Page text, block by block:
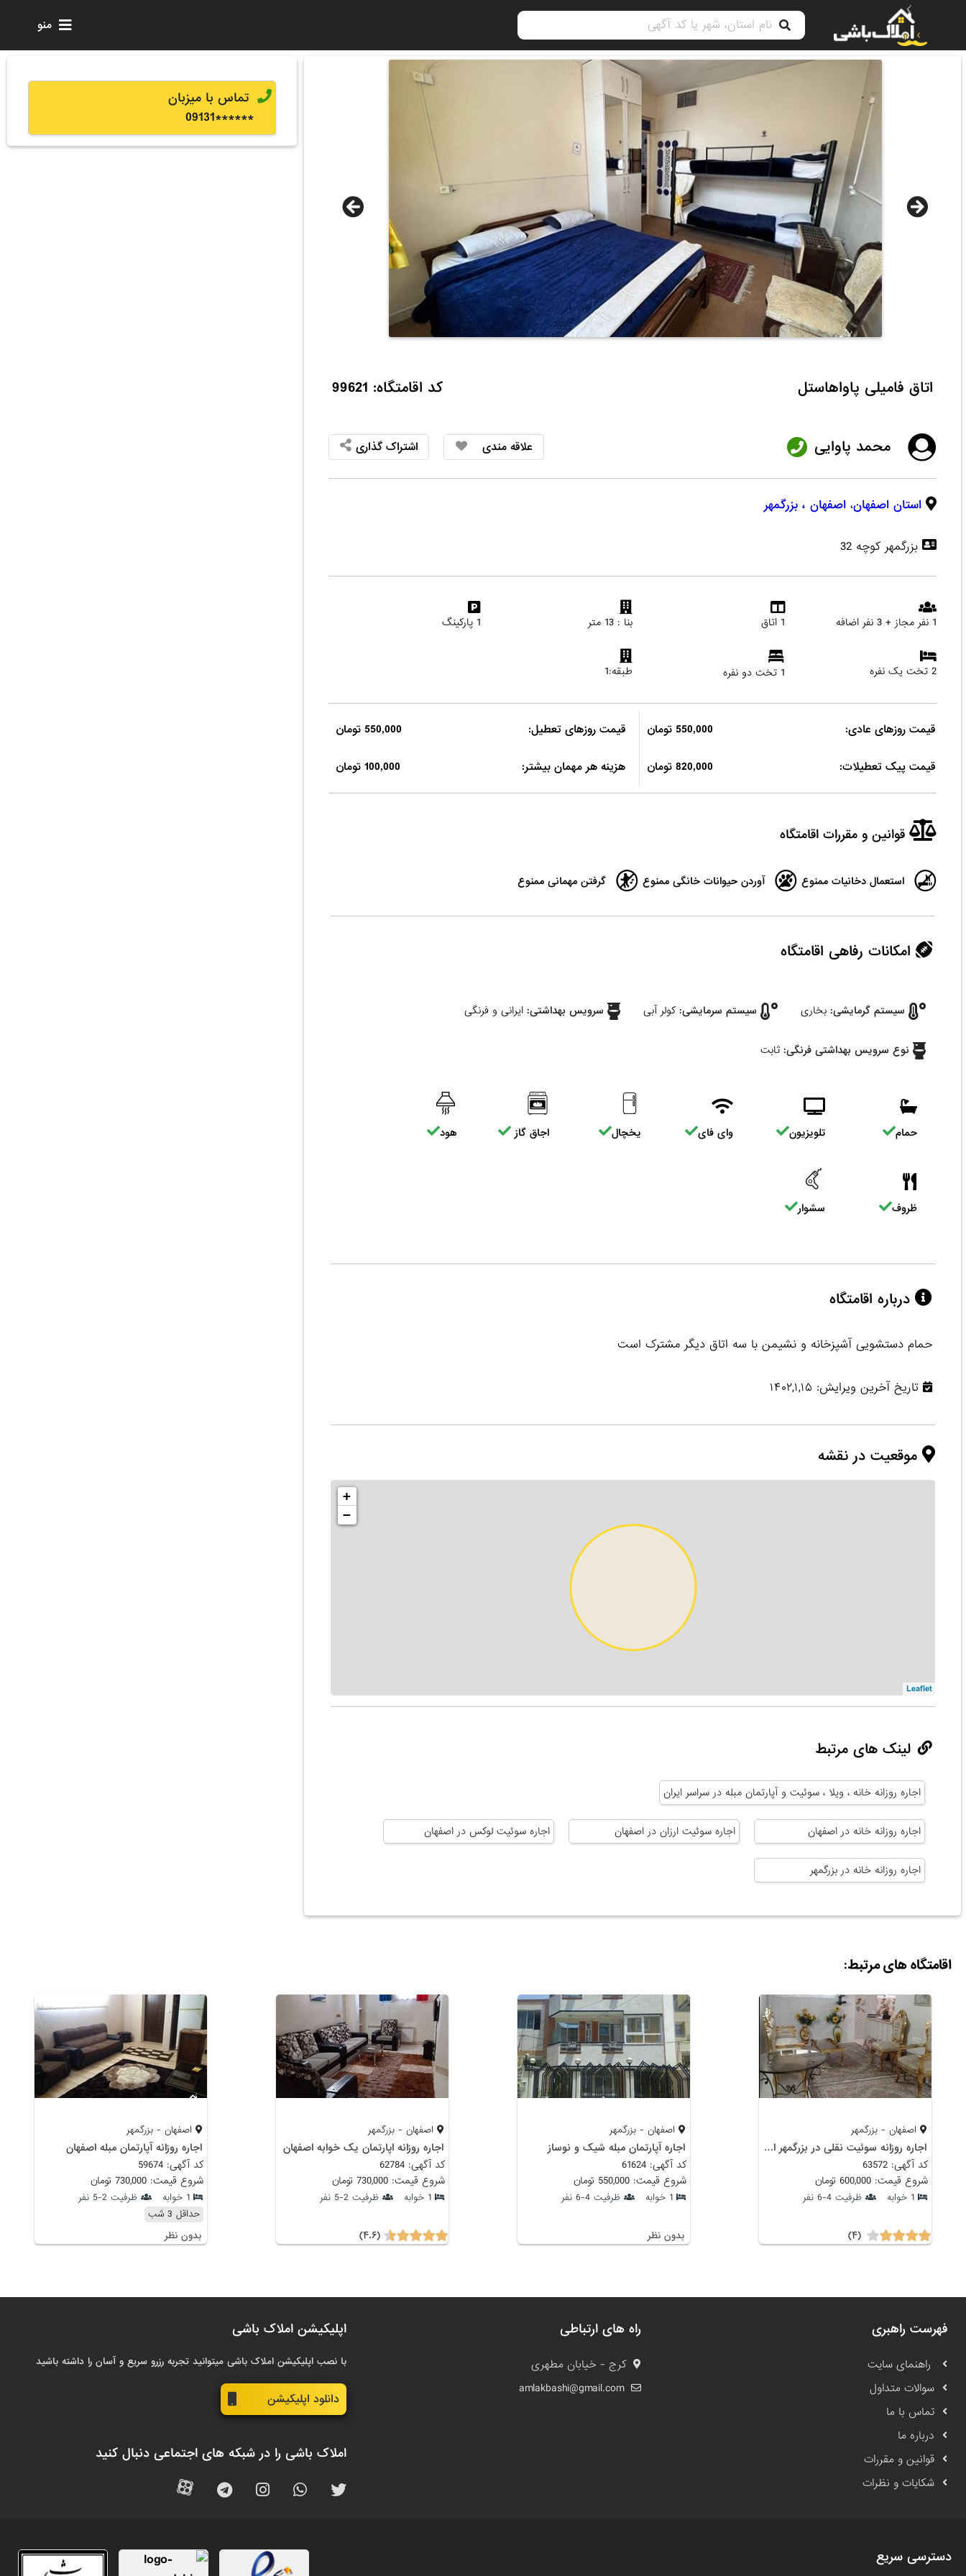
منو
اتاق فامیلی پاواهاستل کد اقامتگاه: 99621
محمد پاوایی علاقه مندی اشتراک گذاری
استان اصفهان، اصفهان ، بزرگمهر
بزرگمهر کوچه 32
1 نفر مجاز + 3 نفر اضافه 1 اتاق بنا : 13 متر 1 پارکینگ
2 تخت یک نفره 1 تخت دو نفره طبقه:1
قیمت روزهای عادی: 550,000 تومان قیمت روزهای تعطیل: 550,000 تومان
قیمت پیک تعطیلات: 820,000 تومان هزینه هر مهمان بیشتر: 100,000 تومان
قوانین و مقررات اقامتگاه
استعمال دخانیات ممنوع آوردن حیوانات خانگی ممنوع گرفتن مهمانی ممنوع
امکانات رفاهی اقامتگاه
سیستم گرمایشی: بخاری سیستم سرمایشی: کولر آبی سرویس بهداشتی: ایرانی و فرنگی
نوع سرویس بهداشتی فرنگی: ثابت
حمام تلویزیون وای فای یخچال اجاق گاز هود
ظروف سشوار
درباره اقامتگاه
حمام دستشویی آشپزخانه و نشیمن با سه اتاق دیگر مشترک است
تاریخ آخرین ویرایش: ۱۴۰۲,۱,۱۵
موقعیت در نقشه
+
−
Leaflet
لینک های مرتبط
اجاره روزانه خانه ، ویلا ، سوئیت و آپارتمان مبله در سراسر ایران
اجاره روزانه خانه در اصفهان اجاره سوئیت ارزان در اصفهان اجاره سوئیت لوکس در اصفهان
اجاره روزانه خانه در بزرگمهر
تماس با میزبان
******
09131
اقامتگاه های مرتبط:
اصفهان - بزرگمهر
اجاره روزانه سوئیت نقلی در بزرگمهر اصفهان
کد آگهی: 63572
شروع قیمت: 600,000 تومان
1 خوابه ظرفیت 4-6 نفر
(۴)
اصفهان - بزرگمهر
اجاره آپارتمان مبله شیک و نوساز
کد آگهی: 61624
شروع قیمت: 550,000 تومان
1 خوابه ظرفیت 4-6 نفر
بدون نظر
اصفهان - بزرگمهر
اجاره روزانه اپارتمان یک خوابه اصفهان
کد آگهی: 62784
شروع قیمت: 730,000 تومان
1 خوابه ظرفیت 2-5 نفر
(۴.۶)
اصفهان - بزرگمهر
اجاره روزانه آپارتمان مبله اصفهان
کد آگهی: 59674
شروع قیمت: 730,000 تومان
1 خوابه
ظرفیت 2-5 نفر
حداقل 3 شب
بدون نظر
فهرست راهبری
راهنمای سایت
سوالات متداول
تماس با ما
درباره ما
قوانین و مقررات
شکایات و نظرات
راه های ارتباطی
کرج - خیابان مطهری
amlakbashi@gmail.com
اپلیکیشن املاک باشی
با نصب اپلیکیشن املاک باشی میتوانید تجربه رزرو سریع و آسان را داشته باشید
دانلود اپلیکیشن
املاک باشی را در شبکه های اجتماعی دنبال کنید
دسترسی سریع